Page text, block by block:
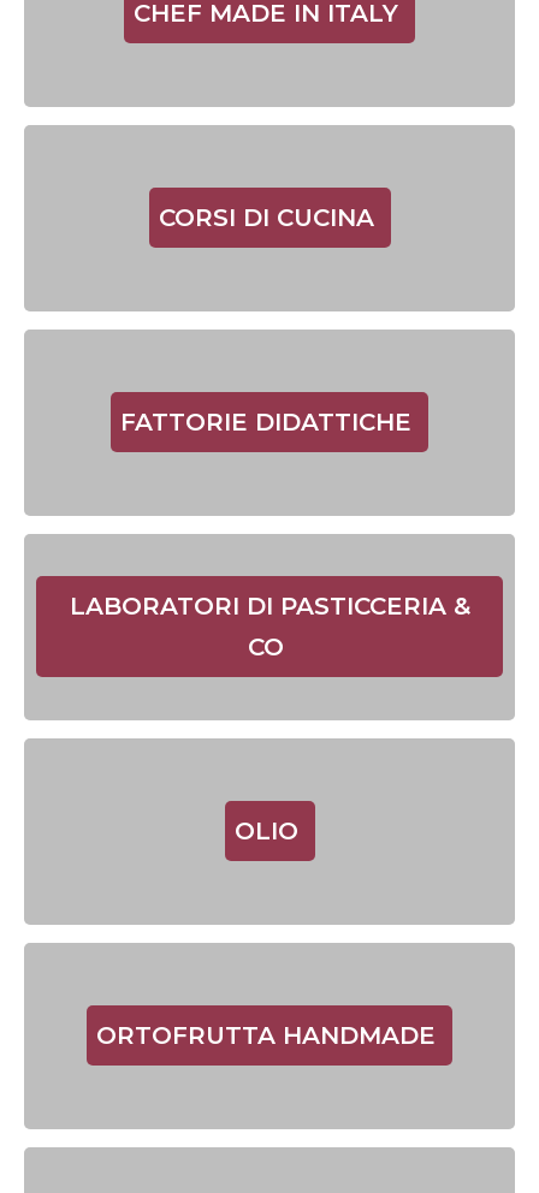
CHEF MADE IN ITALY
CORSI DI CUCINA
FATTORIE DIDATTICHE
LABORATORI DI PASTICCERIA &
CO
OLIO
ORTOFRUTTA HANDMADE